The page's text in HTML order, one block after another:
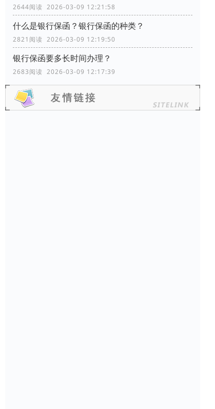
2644阅读 2026-03-09 12:21:58
什么是银行保函？银行保函的种类？
2821阅读 2026-03-09 12:19:50
银行保函要多长时间办理？
2683阅读 2026-03-09 12:17:39